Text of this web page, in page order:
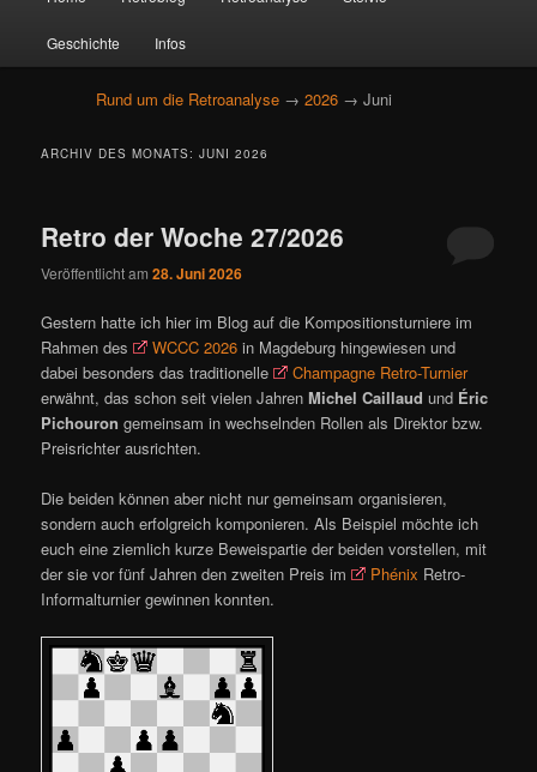
primären
Inhalt
springen
sekundären
Inhalt
springen
Geschichte Infos
Rund um die Retroanalyse → 2026 → Juni
ARCHIV DES MONATS:JUNI 2026
Retro der Woche 27/2026
Veröffentlicht am28. Juni 2026
Gestern hatte ich hier im Blog auf die Kompositionsturniere im
Rahmen des
WCCC 2026 in Magdeburg hingewiesen und
dabei besonders das traditionelle
Champagne Retro-Turnier
erwähnt, das schon seit vielen JahrenMichel Caillaud und Éric
Pichouron gemeinsam in wechselnden Rollen als Direktor bzw.
Preisrichter ausrichten.
Die beiden können aber nicht nur gemeinsam organisieren,
sondern auch erfolgreich komponieren. Als Beispiel möchte ich
euch eine ziemlich kurze Beweispartie der beiden vorstellen, mit
der sie vor fünf Jahren den zweiten Preis im
Phénix Retro-
Informalturnier gewinnen konnten.